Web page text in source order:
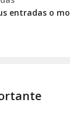
entradas o